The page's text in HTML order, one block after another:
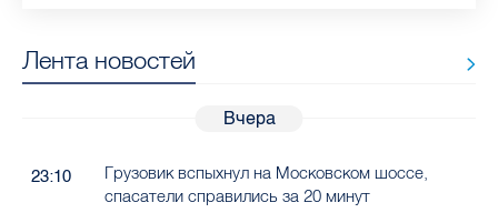
Лента новостей
Вчера
23:10
Грузовик вспыхнул на Московском шоссе,
спасатели справились за 20 минут